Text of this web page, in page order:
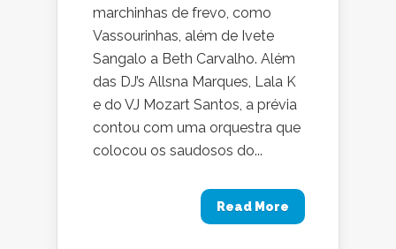
marchinhas de frevo, como
Vassourinhas, além de Ivete
Sangalo a Beth Carvalho. Além
das DJ’s Allsna Marques, Lala K
e do VJ Mozart Santos, a prévia
contou com uma orquestra que
colocou os saudosos do...
Read More